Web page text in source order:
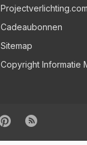
Projectverlichting.com
Cadeaubonnen
Sitemap
Copyright Informatie